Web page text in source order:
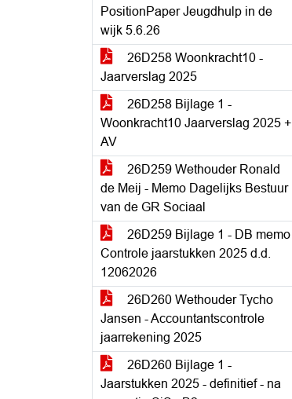
PositionPaper Jeugdhulp in de
wijk 5.6.26
26D258 Woonkracht10 -
Jaarverslag 2025
26D258 Bijlage 1 -
Woonkracht10 Jaarverslag 2025 +
AV
26D259 Wethouder Ronald
de Meij - Memo Dagelijks Bestuur
van de GR Sociaal
26D259 Bijlage 1 - DB memo
Controle jaarstukken 2025 d.d.
12062026
26D260 Wethouder Tycho
Jansen - Accountantscontrole
jaarrekening 2025
26D260 Bijlage 1 -
Jaarstukken 2025 - definitief - na